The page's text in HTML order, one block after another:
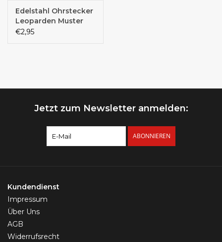
Edelstahl Ohrstecker
Leoparden Muster
€2,95
Jetzt zum Newsletter anmelden:
ABONNIEREN
Kundendienst
Impressum
Über Uns
AGB
Widerrufsrecht